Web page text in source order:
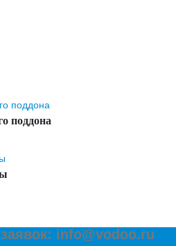
поддона
info@vodoo.ru